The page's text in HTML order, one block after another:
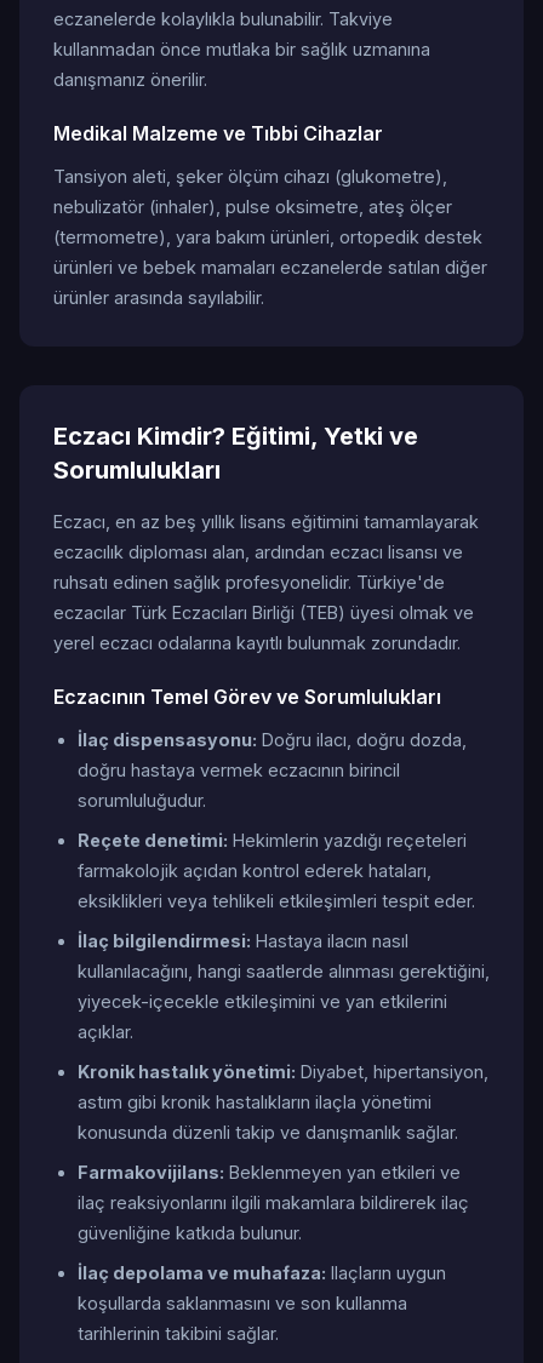
eczanelerde kolaylıkla bulunabilir. Takviye
kullanmadan önce mutlaka bir sağlık uzmanına
danışmanız önerilir.
Medikal Malzeme ve Tıbbi Cihazlar
Tansiyon aleti, şeker ölçüm cihazı (glukometre),
nebulizatör (inhaler), pulse oksimetre, ateş ölçer
(termometre), yara bakım ürünleri, ortopedik destek
ürünleri ve bebek mamaları eczanelerde satılan diğer
ürünler arasında sayılabilir.
Eczacı Kimdir? Eğitimi, Yetki ve
Sorumlulukları
Eczacı, en az beş yıllık lisans eğitimini tamamlayarak
eczacılık diploması alan, ardından eczacı lisansı ve
ruhsatı edinen sağlık profesyonelidir. Türkiye'de
eczacılar Türk Eczacıları Birliği (TEB) üyesi olmak ve
yerel eczacı odalarına kayıtlı bulunmak zorundadır.
Eczacının Temel Görev ve Sorumlulukları
İlaç dispensasyonu: Doğru ilacı, doğru dozda,
doğru hastaya vermek eczacının birincil
sorumluluğudur.
Reçete denetimi: Hekimlerin yazdığı reçeteleri
farmakolojik açıdan kontrol ederek hataları,
eksiklikleri veya tehlikeli etkileşimleri tespit eder.
İlaç bilgilendirmesi: Hastaya ilacın nasıl
kullanılacağını, hangi saatlerde alınması gerektiğini,
yiyecek-içecekle etkileşimini ve yan etkilerini
açıklar.
Kronik hastalık yönetimi: Diyabet, hipertansiyon,
astım gibi kronik hastalıkların ilaçla yönetimi
konusunda düzenli takip ve danışmanlık sağlar.
Farmakovijilans: Beklenmeyen yan etkileri ve
ilaç reaksiyonlarını ilgili makamlara bildirerek ilaç
güvenliğine katkıda bulunur.
İlaç depolama ve muhafaza: Ilaçların uygun
koşullarda saklanmasını ve son kullanma
tarihlerinin takibini sağlar.